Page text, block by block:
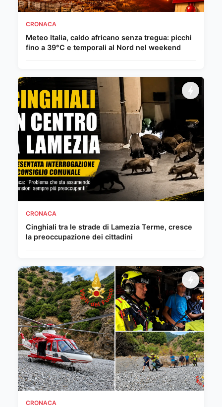
CRONACA
Meteo Italia, caldo africano senza tregua: picchi
fino a 39°C e temporali al Nord nel weekend
CRONACA
Cinghiali tra le strade di Lamezia Terme, cresce
la preoccupazione dei cittadini
CRONACA